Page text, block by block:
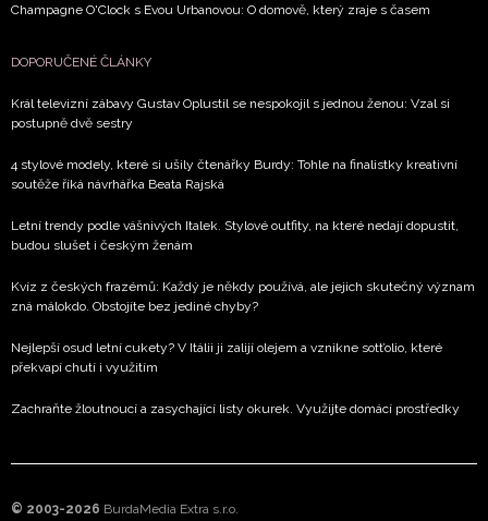
Champagne O'Clock s Evou Urbanovou: O domově, který zraje s časem
DOPORUČENÉ ČLÁNKY
Král televizní zábavy Gustav Oplustil se nespokojil s jednou ženou: Vzal si
postupně dvě sestry
4 stylové modely, které si ušily čtenářky Burdy: Tohle na finalistky kreativní
soutěže říká návrhářka Beata Rajská
Letní trendy podle vášnivých Italek. Stylové outfity, na které nedají dopustit,
budou slušet i českým ženám
Kvíz z českých frazémů: Každý je někdy používá, ale jejich skutečný význam
zná málokdo. Obstojíte bez jediné chyby?
Nejlepší osud letní cukety? V Itálii ji zalijí olejem a vznikne sott’olio, které
překvapí chutí i využitím
Zachraňte žloutnoucí a zasychající listy okurek. Využijte domácí prostředky
© 2003-2026 BurdaMedia Extra s.r.o.